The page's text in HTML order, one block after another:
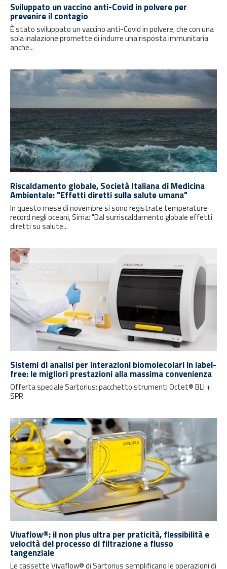
Sviluppato un vaccino anti-Covid in polvere per
prevenire il contagio
È stato sviluppato un vaccino anti-Covid in polvere, che con una
sola inalazione promette di indurre una risposta immunitaria
anche...
Riscaldamento globale, Società Italiana di Medicina
Ambientale: "Effetti diretti sulla salute umana"
In questo mese di novembre si sono registrate temperature
record negli oceani, Sima: "Dal surriscaldamento globale effetti
diretti su salute...
Sistemi di analisi per interazioni biomolecolari in label-
free: le migliori prestazioni alla massima convenienza
Offerta speciale Sartorius: pacchetto strumenti Octet® BLI +
SPR
Vivaflow®️: il non plus ultra per praticità, flessibilità e
velocità del processo di filtrazione a flusso
tangenziale
Le cassette Vivaflow® di Sartorius semplificano le operazioni di